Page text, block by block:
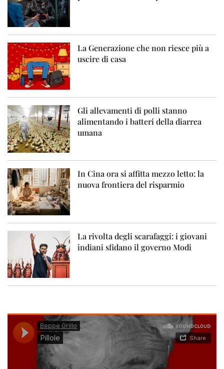
La Generazione che non riesce più a
uscire di casa
Gli allevamenti di polli stanno
alimentando i batteri della diarrea
umana
In Cina ora si affitta mezzo letto: la
nuova frontiera del risparmio
La rivolta degli scarafaggi: i giovani
indiani sfidano il governo Modi